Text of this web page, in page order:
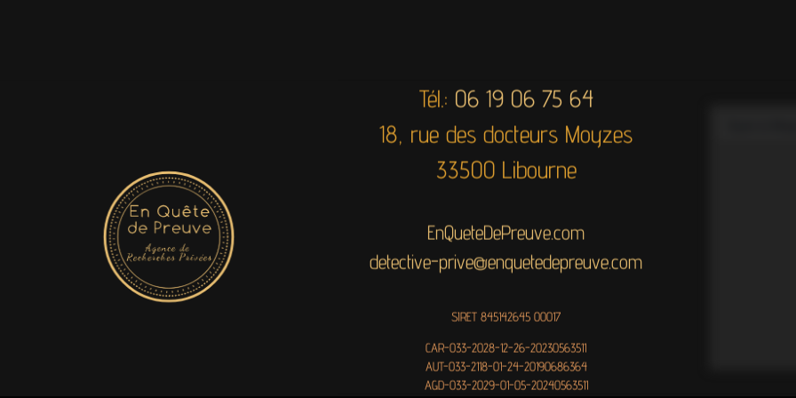
Tél.: 06 19 06 75 64
18, rue des docteurs Moyzes
33500 Libourne
EnQueteDePreuve.com
detective-prive@enquetedepreuve.com
SIRET 845142645 00017
CAR-033-2028-12-26-20230563511
AUT-033-2118-01-24-20190686364
AGD-033-2029-01-05-20240563511